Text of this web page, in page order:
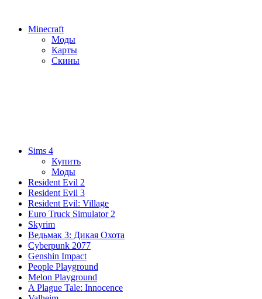
Minecraft
Моды
Карты
Скины
Sims 4
Купить
Моды
Resident Evil 2
Resident Evil 3
Resident Evil: Village
Euro Truck Simulator 2
Skyrim
Ведьмак 3: Дикая Охота
Cyberpunk 2077
Genshin Impact
People Playground
Melon Playground
A Plague Tale: Innocence